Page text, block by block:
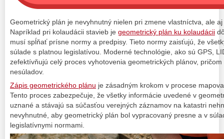
Geometrický plán je nevyhnutný nielen pri zmene vlastníctva, ale
Napríklad pri kolaudácii stavieb je geometrický plán ku kolaudácii
musí spĺňať prísne normy a predpisy. Tieto normy zaisťujú, že
súlade s platnou legislatívou. Moderné technológie, ako sú GPS,
zefektívňujú celý proces vyhotovenia geometrických plánov,
nesúladov.
Zápis geometrického plánu je zásadným krokom v procese
Tento proces zabezpečuje, že všetky informácie uvedené v
uznané a stávajú sa súčasťou verejných záznamov na katastri
nevyhnutné, aby geometrický plán bol vypracovaný presne a v
legislatívnymi normami.